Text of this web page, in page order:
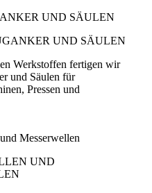
UND SÄULEN
Werkstoffen fertigen wir
und Säulen für
Pressen und
Messerwellen
UND